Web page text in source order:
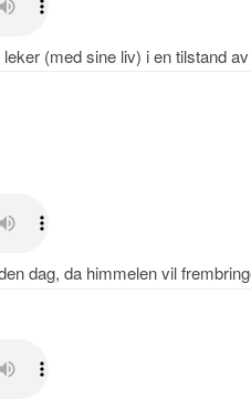
(med sine liv) i en tilstand
dag, da himmelen vil